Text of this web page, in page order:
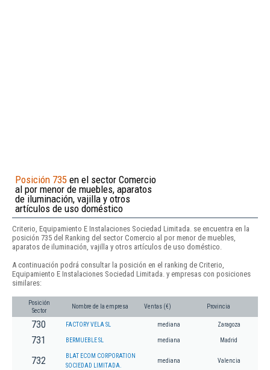
Posición 735 en el sector Comercio
al por menor de muebles, aparatos
de iluminación, vajilla y otros
artículos de uso doméstico
Criterio, Equipamiento E Instalaciones Sociedad Limitada. se encuentra en la
posición 735 del Ranking del sector Comercio al por menor de muebles,
aparatos de iluminación, vajilla y otros artículos de uso doméstico.
A continuación podrá consultar la posición en el ranking de Criterio,
Equipamiento E Instalaciones Sociedad Limitada. y empresas con posiciones
similares:
Posición
Sector
Nombre de la empresa Ventas (€) Provincia
730 FACTORY VELA SL mediana Zaragoza
731 BERMUEBLE SL mediana Madrid
732
BLAT ECOM CORPORATION
SOCIEDAD LIMITADA.
mediana Valencia